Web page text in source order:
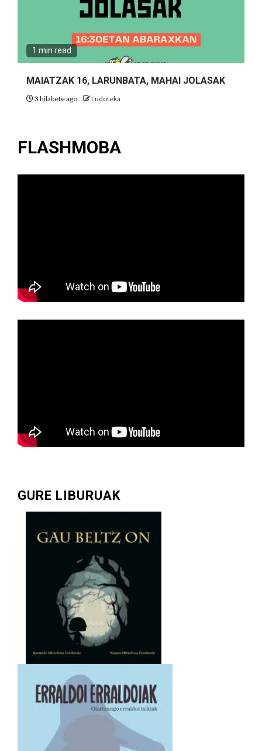
1 min read
MAIATZAK 16, LARUNBATA, MAHAI JOLASAK
3 hilabete ago Ludoteka
FLASHMOBA
GURE LIBURUAK